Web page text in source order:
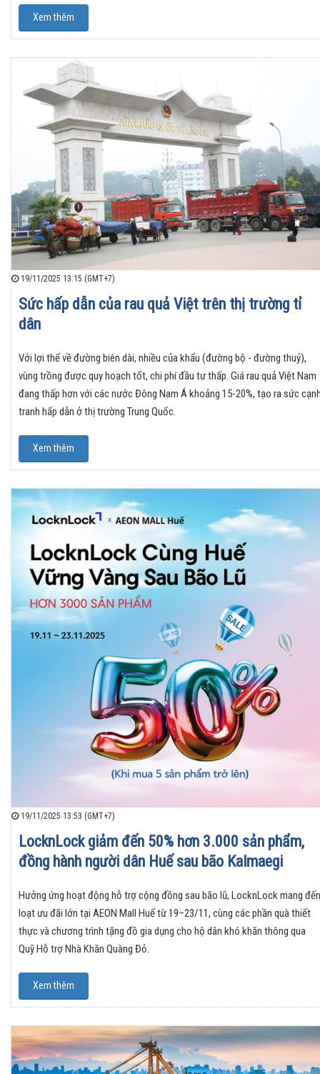
Xem thêm
19/11/2025 13:15 (GMT+7)
Sức hấp dẫn của rau quả Việt trên thị trường tỉ
dân
Với lợi thế về đường biên dài, nhiều của khẩu (đường bộ - đường thuỷ),
vùng trồng được quy hoạch tốt, chi phí đầu tư thấp. Giá rau quả Việt Nam
đang thấp hơn với các nước Đông Nam Á khoảng 15-20%, tạo ra sức
tranh hấp dẫn ở thị trường Trung Quốc.
Xem thêm
19/11/2025 13:53 (GMT+7)
LocknLock giảm đến 50% hơn 3.000 sản phẩm,
đồng hành người dân Huế sau bão Kalmaegi
Hưởng ứng hoạt động hỗ trợ cộng đồng sau bão lũ, LocknLock mang đến
loạt ưu đãi lớn tại AEON Mall Huế từ 19–23/11, cùng các phần quà thiết
thực và chương trình tặng đồ gia dụng cho hộ dân khó khăn thông qua
Quỹ Hỗ trợ Nhà Khăn Quàng Đỏ.
Xem thêm